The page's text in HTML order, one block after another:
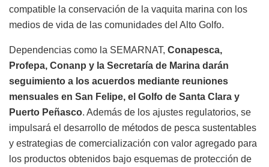
compatible la conservación de la vaquita marina con los
medios de vida de las comunidades del Alto Golfo.
Dependencias como la SEMARNAT, Conapesca,
Profepa, Conanp y la Secretaría de Marina darán
seguimiento a los acuerdos mediante reuniones
mensuales en San Felipe, el Golfo de Santa Clara y
Puerto Peñasco. Además de los ajustes regulatorios, se
impulsará el desarrollo de métodos de pesca sustentables
y estrategias de comercialización con valor agregado para
los productos obtenidos bajo esquemas de protección de